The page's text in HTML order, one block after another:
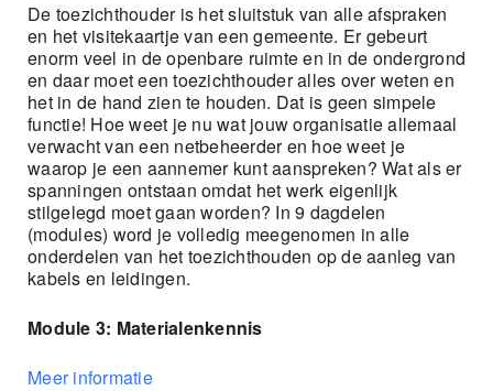
De toezichthouder is het sluitstuk van alle afspraken
en het visitekaartje van een gemeente. Er gebeurt
enorm veel in de openbare ruimte en in de ondergrond
en daar moet een toezichthouder alles over weten en
het in de hand zien te houden. Dat is geen simpele
functie! Hoe weet je nu wat jouw organisatie allemaal
verwacht van een netbeheerder en hoe weet je
waarop je een aannemer kunt aanspreken? Wat als er
spanningen ontstaan omdat het werk eigenlijk
stilgelegd moet gaan worden? In 9 dagdelen
(modules) word je volledig meegenomen in alle
onderdelen van het toezichthouden op de aanleg van
kabels en leidingen.
Module 3: Materialenkennis
Meer informatie